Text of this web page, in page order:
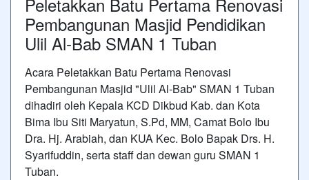
Pembangunan Masjid Pendidikan
Ulil Al-Bab SMAN 1 Tuban
Acara Peletakkan Batu Pertama Renovasi
Pembangunan Masjid "Ulil Al-Bab" SMAN 1 Tuban
dihadiri oleh Kepala KCD Dikbud Kab. dan Kota
Bima Ibu Siti Maryatun, S.Pd, MM, Camat Bolo Ibu
Dra. Hj. Arabiah, dan KUA Kec. Bolo Bapak Drs. H.
Syarifuddin, serta staff dan dewan guru SMAN 1
Tuban.